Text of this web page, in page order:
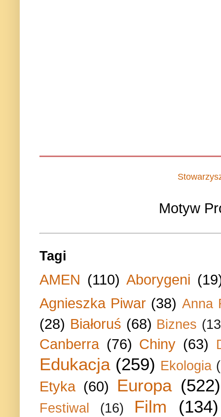
Motyw
Tagi
AMEN (110) Aborygeni
Agnieszka Piwar (38) Anna
(28) Białoruś (68) Biznes
Canberra (76) Chiny (63)
Edukacja (259) Ekologia
Etyka (60) Europa (522)
Festiwal (16) Film
(134)